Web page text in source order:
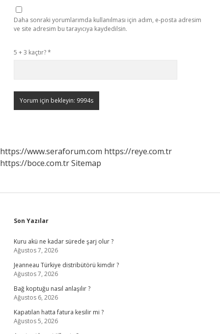
Daha sonraki yorumlarımda kullanılması için adım, e-posta adresim
ve site adresim bu tarayıcıya kaydedilsin.
5 + 3 kaçtır?*
https://www.seraforum.com https://reye.com.tr
https://boce.com.trSitemap
Sidebar
Son Yazılar
Kuru akü ne kadar sürede şarj olur ?
Ağustos 7, 2026
Jeanneau Türkiye distribütörü kimdir ?
Ağustos 7, 2026
Bağ koptuğu nasıl anlaşılır ?
Ağustos 6, 2026
Kapatılan hatta fatura kesilir mi ?
Ağustos 5, 2026